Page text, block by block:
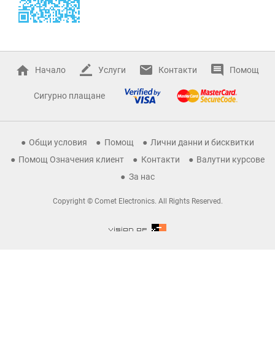
Начало Услуги Контакти Помощ
Сигурно плащане
Общи условия Помощ
Лични данни и бисквитки
Помощ Означения клиент
Контакти
Валутни курсове
За нас
Copyright © Comet Electronics. All Rights Reserved.